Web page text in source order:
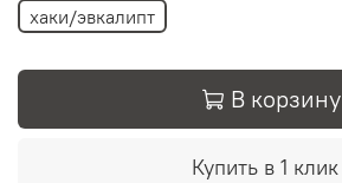
хаки/эвкалипт
В корзину
Купить в 1 клик